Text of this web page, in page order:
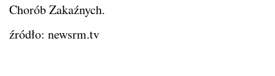
Chorób Zakaźnych.
źródło: newsrm.tv